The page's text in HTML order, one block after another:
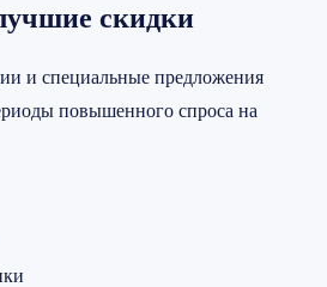
скидки
и специальные предложения
повышенного спроса на